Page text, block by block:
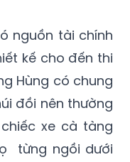
nguồn tài chính
kế cho đến thi
Hùng có chung
đồi nên thường
xe cà tàng
từng ngồi dưới